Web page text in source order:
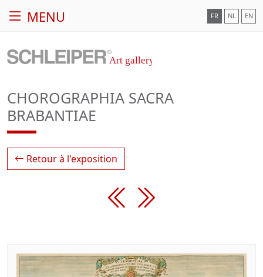
MENU FR NL EN
CHOROGRAPHIA SACRA
BRABANTIAE
Retour à l'exposition